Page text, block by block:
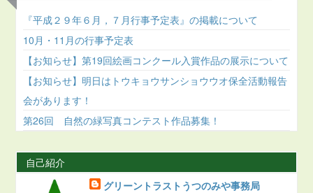
『平成２９年６月，７月行事予定表』の掲載について
10月・11月の行事予定表
【お知らせ】第19回絵画コンクール入賞作品の展示について
【お知らせ】明日はトウキョウサンショウウオ保全活動報告
会があります！
第26回 自然の緑写真コンテスト作品募集！
自己紹介
グリーントラストうつのみや事務局